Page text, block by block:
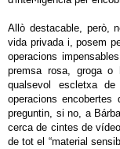
Allò destacable, però,
vida privada i, posem
operacions
premsa rosa, groga o
qualsevol escletxa
operacions
preguntin, si no, a
cerca de cintes de
de tot el “material